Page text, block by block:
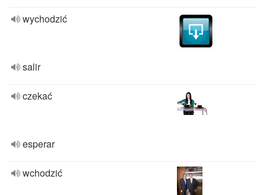
wychodzić
salir
czekać
esperar
wchodzić